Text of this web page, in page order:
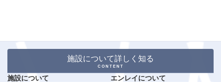
施設について詳しく知る
CONTENT
施設について
エンレイについて